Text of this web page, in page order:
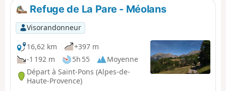
Refuge de La Pare - Méolans
Visorandonneur
16,62 km
+397 m
-1 192 m
5h 55
Moyenne
Départ à Saint-Pons (Alpes-de-
Haute-Provence)